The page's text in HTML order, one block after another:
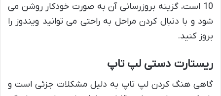
10 است، گزینه بروزرسانی آن به صورت خودکار روشن می
شود و با دنبال کردن مراحل به راحتی می توانید ویندوز را
بروز کنید.
ریستارت دستی لپ تاپ
گاهی هنگ کردن لپ تاپ به دلیل مشکلات جزئی است و